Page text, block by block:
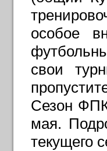
особое
свои
Сезон ФПК
мая.
текущего